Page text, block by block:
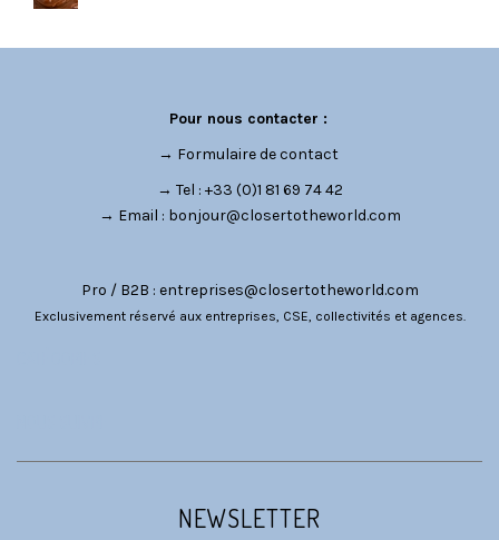
Pour nous contacter :
→ Formulaire de contact
→ Tel : +33 (0)1 81 69 74 42
→ Email : bonjour@closertotheworld.com
Pro / B2B : entreprises@closertotheworld.com
Exclusivement réservé aux entreprises, CSE, collectivités et agences.
NEWSLETTER